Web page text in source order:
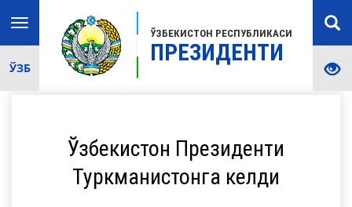
ЎЗБЕКИСТОН РЕСПУБЛИКАСИ
ПРЕЗИДЕНТИ
Toggle
navigation
ЎЗБ
Ўзбекистон Президенти
Туркманистонга келди